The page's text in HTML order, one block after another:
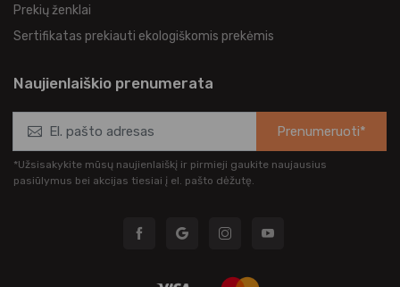
Prekių ženklai
Sertifikatas prekiauti ekologiškomis prekėmis
Naujienlaiškio prenumerata
Prenumeruoti*
*Užsisakykite mūsų naujienlaiškį ir pirmieji gaukite naujausius
pasiūlymus bei akcijas tiesiai į el. pašto dėžutę.